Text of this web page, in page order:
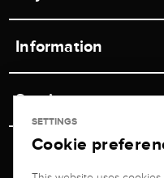
Information
Retail store
Shipping & Payment
Service
Contact
Unsubscribe from
Jeweler Brogle
SETTINGS
Cookie